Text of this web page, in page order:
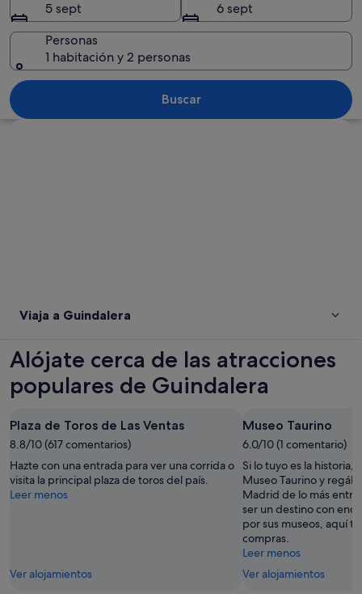
El edificio de la Plaza de Toros con
5 sept
6 sept
Personas
1 habitación y 2 personas
Buscar
Viaja a Guindalera
Alójate cerca de las atracciones
populares de Guindalera
Plaza de Toros de Las Ventas
8.8/10 (617 comentarios)
Hazte con una entrada para ver una corrida o
visita la principal plaza de toros del país.
Leer menos
Ver alojamientos
Museo Taurino
6.0/10 (1 comentario)
Si lo tuyo es la historia,
Museo Taurino y
Madrid de lo más
ser un destino con
por sus museos, aquí
compras.
Leer menos
Ver alojamientos